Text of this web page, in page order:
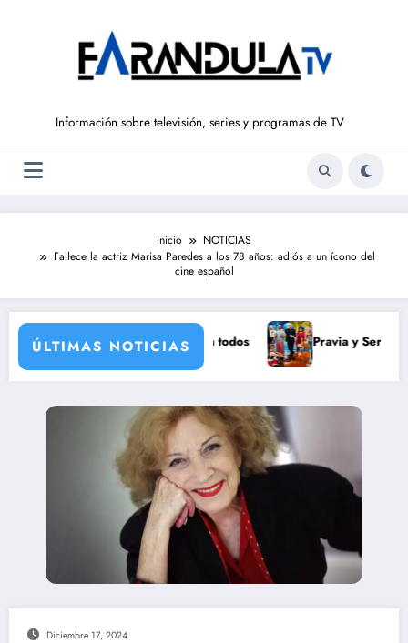
Información sobre televisión, series y programas de TV
Inicio
NOTICIAS
Fallece la actriz Marisa Paredes a los 78 años: adiós a un ícono del
cine español
ÚLTIMAS NOTICIAS
solar histórico y para todos Pravia y Serranillos se
Diciembre 17, 2024